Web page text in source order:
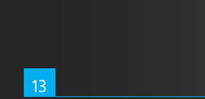
13